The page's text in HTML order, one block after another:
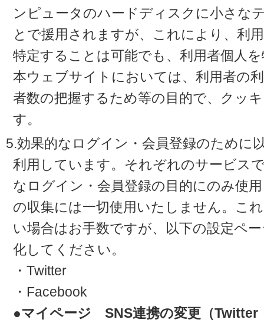
ンピュータのハードディスクに小さな
とで援用されますが、これにより、利
特定することは可能でも、利用者個人
本ウェブサイトにおいては、利用者の
者数の把握するため等の目的で、クッ
す。
5.効果的なログイン・会員登録のために
利用しています。それぞれのサービス
なログイン・会員登録の目的にのみ使
の収集には一切使用いたしません。こ
い場合はお手数ですが、以下の設定ペ
化してください。
・Twitter
・Facebook
●マイページ SNS連携の変更（Twitter